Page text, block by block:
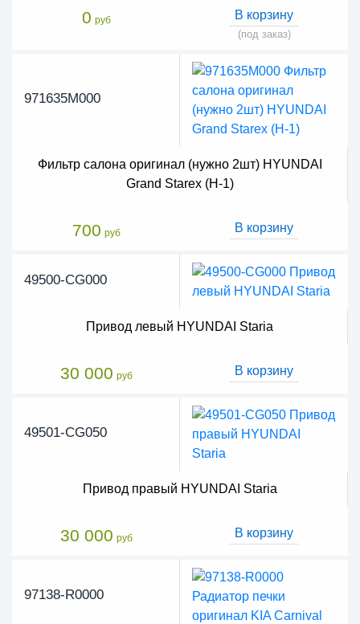
0 руб В корзину
(под заказ)
971635M000
Фильтр салона оригинал (нужно 2шт) HYUNDAI
Grand Starex (H-1)
700 руб В корзину
49500-CG000
Привод левый HYUNDAI Staria
30 000 руб В корзину
49501-CG050
Привод правый HYUNDAI Staria
30 000 руб В корзину
97138-R0000